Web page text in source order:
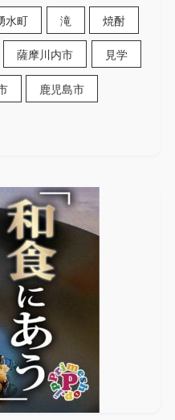
水町 滝 焼酎
薩摩川内市 見学
鹿児島市